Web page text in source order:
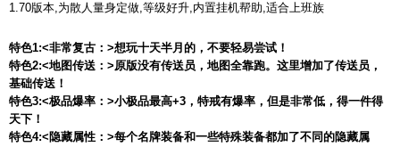
1.70版本,为散人量身定做,等级好升,内置挂机帮助,适合上班族
特色1:<非常复古：>想玩十天半月的，不要轻易尝试！
特色2:<地图传送：>原版没有传送员，地图全靠跑。这里增加了传送员，
基础传送！
特色3:<极品爆率：>小极品最高+3，特戒有爆率，但是非常低，得一件得
天下！
特色4:<隐藏属性：>每个名牌装备和一些特殊装备都加了不同的隐藏属